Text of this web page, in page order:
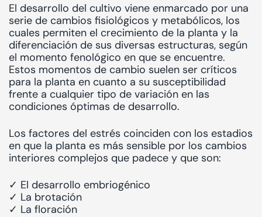
El desarrollo del cultivo viene enmarcado por una
serie de cambios fisiológicos y metabólicos, los
cuales permiten el crecimiento de la planta y la
diferenciación de sus diversas estructuras, según
el momento fenológico en que se encuentre.
Estos momentos de cambio suelen ser críticos
para la planta en cuanto a su susceptibilidad
frente a cualquier tipo de variación en las
condiciones óptimas de desarrollo.
Los factores del estrés coinciden con los estadios
en que la planta es más sensible por los cambios
interiores complejos que padece y que son:
✓ El desarrollo embriogénico
✓ La brotación
✓ La floración